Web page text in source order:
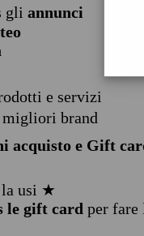
gli annunci
e servizi
brand
acquisto e Gift
la usi ★
le gift card per fare